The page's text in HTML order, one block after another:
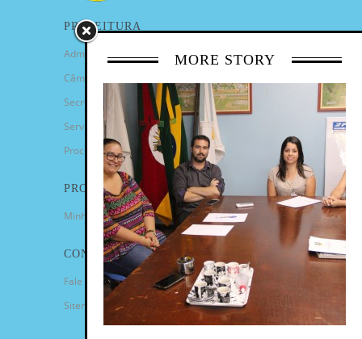
MORE STORY
PREFEITURA
Administração Municipal
Câmara de Vereadores
Secretarias
Serviços
Procuradoria Geral
PROGRAMAS
Minha Casa Minha Vida
CONTATO
Fale Conosco
Sitemap